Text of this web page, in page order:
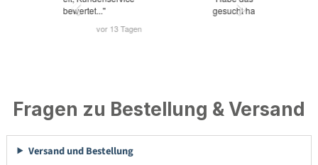
Fragen zu Bestellung & Versand
Versand und Bestellung